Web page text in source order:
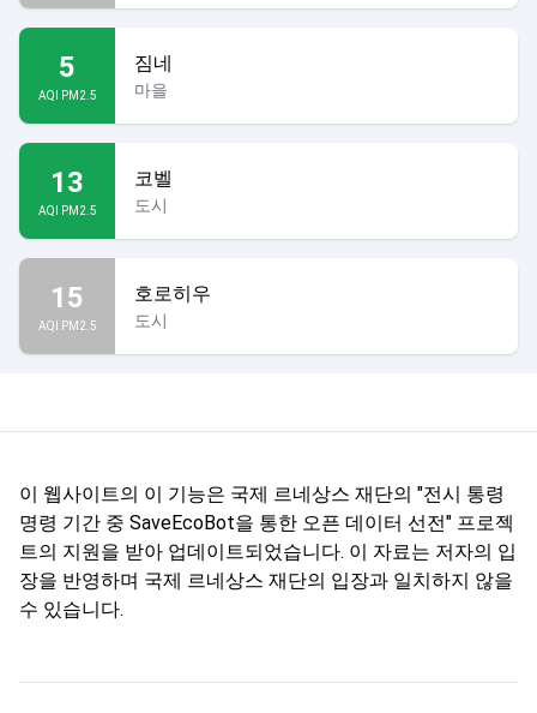
5
AQI PM2.5
짐네
마을
13
AQI PM2.5
코벨
도시
15
AQI PM2.5
호로히우
도시
이 웹사이트의 이 기능은 국제 르네상스 재단의 "전시 통령
명령 기간 중 SaveEcoBot을 통한 오픈 데이터 선전" 프로젝
트의 지원을 받아 업데이트되었습니다. 이 자료는 저자의 입
장을 반영하며 국제 르네상스 재단의 입장과 일치하지 않을
수 있습니다.